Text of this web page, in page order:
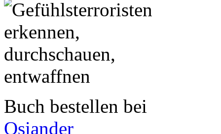
Buch bestellen bei
Osiander